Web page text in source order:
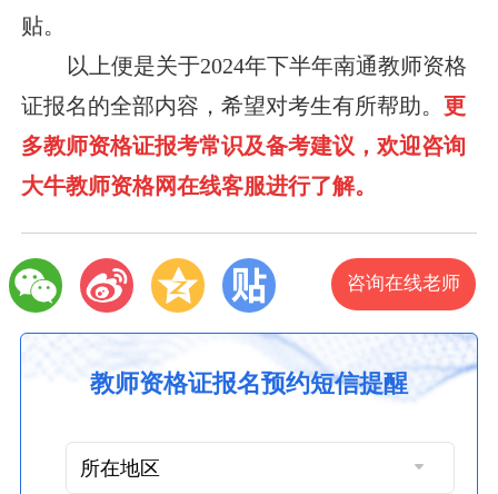
贴。
以上便是关于2024年下半年南通教师资格
证报名的全部内容，希望对考生有所帮助。 更
多教师资格证报考常识及备考建议，欢迎咨询
大牛教师资格网在线客服进行了解。
咨询在线老师
教师资格证报名预约短信提醒